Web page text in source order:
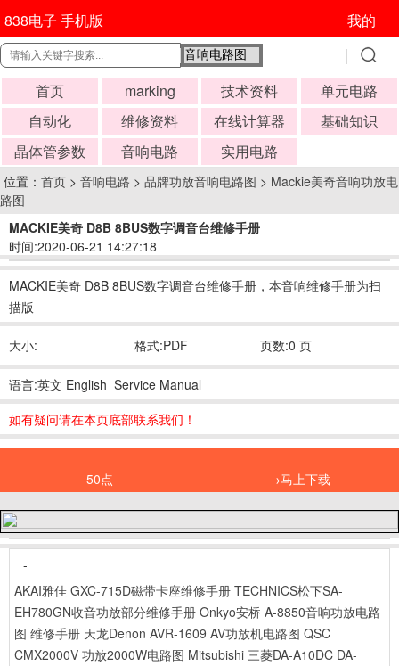
838电子 手机版 我的
首页 marking 技术资料
单元电路
自动化
维修资料 在线计算器
基础知识
晶体管参数
音响电路 实用电路
位置： 首页 > 音响电路 > 品牌功放音响电路图 > Mackie美奇音响功放电
路图
MACKIE美奇 D8B 8BUS数字调音台维修手册
时间:2020-06-21 14:27:18
MACKIE美奇 D8B 8BUS数字调音台维修手册，本音响维修手册为扫
描版
大小: 格式:PDF 页数:0 页
语言:英文 English Service Manual
如有疑问请在本页底部联系我们！
50点 →马上下载
-
AKAI雅佳 GXC-715D磁带卡座维修手册 TECHNICS松下SA-
EH780GN收音功放部分维修手册 Onkyo安桥 A-8850音响功放电路
图 维修手册 天龙Denon AVR-1609 AV功放机电路图 QSC
CMX2000V 功放2000W电路图 Mitsubishi 三菱DA-A10DC DA-